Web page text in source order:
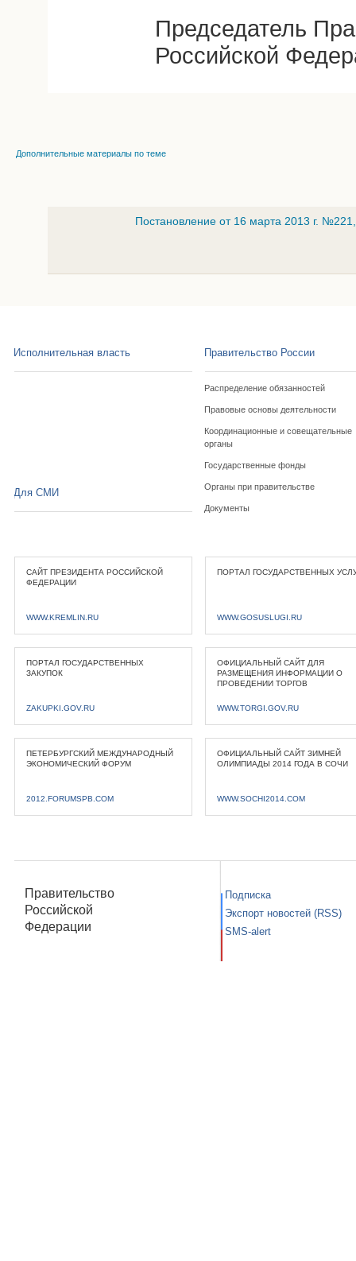
Председатель
Российской
Дополнительные материалы по теме
Постановление от 16 марта 2013 г.
Исполнительная власть Правительство России
Распределение обязанностей
Правовые основы деятельности
Координационные и совещательные
органы
Государственные фонды
Органы при правительстве
Документы
Для СМИ
САЙТ ПРЕЗИДЕНТА РОССИЙСКОЙ
ФЕДЕРАЦИИ
WWW.KREMLIN.RU
ПОРТАЛ ГОСУДАРСТВЕННЫХ
WWW.GOSUSLUGI.RU
ПОРТАЛ ГОСУДАРСТВЕННЫХ
ЗАКУПОК
ZAKUPKI.GOV.RU
ОФИЦИАЛЬНЫЙ САЙТ ДЛЯ
РАЗМЕЩЕНИЯ ИНФОРМАЦИИ О
ПРОВЕДЕНИИ ТОРГОВ
WWW.TORGI.GOV.RU
ПЕТЕРБУРГСКИЙ МЕЖДУНАРОДНЫЙ
ЭКОНОМИЧЕСКИЙ ФОРУМ
2012.FORUMSPB.COM
ОФИЦИАЛЬНЫЙ САЙТ ЗИМНЕЙ
ОЛИМПИАДЫ 2014 ГОДА В СОЧИ
WWW.SOCHI2014.COM
Правительство
Российской
Федерации
Подписка
Экспорт новостей (RSS)
SMS-alert